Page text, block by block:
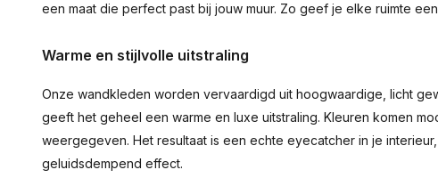
een maat die perfect past bij jouw muur. Zo geef je elke ruimte
Warme en stijlvolle uitstraling
Onze wandkleden worden vervaardigd uit hoogwaardige, licht
geeft het geheel een warme en luxe uitstraling. Kleuren komen
weergegeven. Het resultaat is een echte eyecatcher in je
geluidsdempend effect.